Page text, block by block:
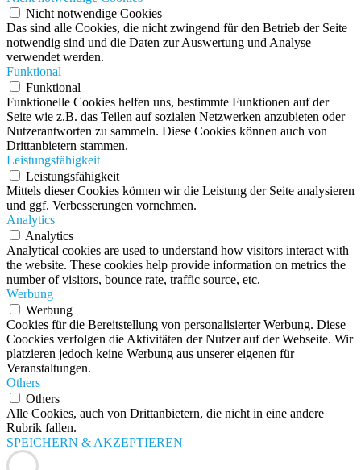
Nicht notwendige Cookies
Das sind alle Cookies, die nicht zwingend für den Betrieb der Seite
notwendig sind und die Daten zur Auswertung und Analyse
verwendet werden.
Funktional
Funktional
Funktionelle Cookies helfen uns, bestimmte Funktionen auf der
Seite wie z.B. das Teilen auf sozialen Netzwerken anzubieten oder
Nutzerantworten zu sammeln. Diese Cookies können auch von
Drittanbietern stammen.
Leistungsfähigkeit
Leistungsfähigkeit
Mittels dieser Cookies können wir die Leistung der Seite analysieren
und ggf. Verbesserungen vornehmen.
Analytics
Analytics
Analytical cookies are used to understand how visitors interact with
the website. These cookies help provide information on metrics the
number of visitors, bounce rate, traffic source, etc.
Werbung
Werbung
Cookies für die Bereitstellung von personalisierter Werbung. Diese
Coockies verfolgen die Aktivitäten der Nutzer auf der Webseite. Wir
platzieren jedoch keine Werbung aus unserer eigenen für
Veranstaltungen.
Others
Others
Alle Cookies, auch von Drittanbietern, die nicht in eine andere
Rubrik fallen.
SPEICHERN & AKZEPTIEREN